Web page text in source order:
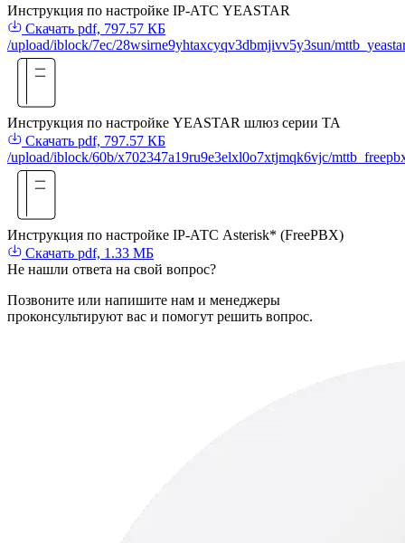
Инструкция по настройке IP-АТС YEASTAR
Скачать pdf, 797.57 КБ
/upload/iblock/7ec/28wsirne9yhtaxcyqv3dbmjivv5y3sun/
Инструкция по настройке YEASTAR шлюз серии TA
Скачать pdf, 797.57 КБ
/upload/iblock/60b/x702347a19ru9e3elxl0o7xtjmqk6vjc/
Инструкция по настройке IP-АТС Asterisk* (FreePBX)
Скачать pdf, 1.33 МБ
Не нашли ответа на свой вопрос?
Позвоните или напишите нам и менеджеры
проконсультируют вас и помогут решить вопрос.